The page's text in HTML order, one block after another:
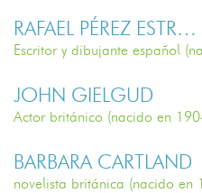
RAFAEL PÉREZ ESTRADA
Escritor y dibujante español
JOHN GIELGUD
Actor británico (nacido en
BARBARA CARTLAND
novelista británica (nacido en